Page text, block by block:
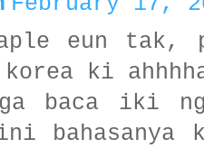
eun tak,
korea ki
baca iki
bahasanya